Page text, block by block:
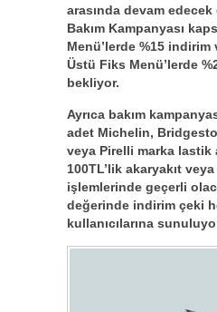
arasında devam
Bakım Kampanyası
Menü’lerde %15 indirim
Üstü Fiks Menü’lerde
bekliyor.
Ayrıca bakım
adet Michelin,
veya Pirelli marka lastik
100TL’lik akaryakıt
işlemlerinde geçerli
değerinde indirim çeki
kullanıcılarına